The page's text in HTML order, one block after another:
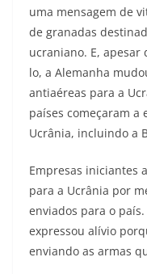
uma mensagem de
de granadas
ucraniano. E, apesar
lo, a Alemanha
antiaéreas para a
países começaram a
Ucrânia, incluindo a
Empresas iniciantes
para a Ucrânia por
enviados para o
expressou alívio
enviando as armas